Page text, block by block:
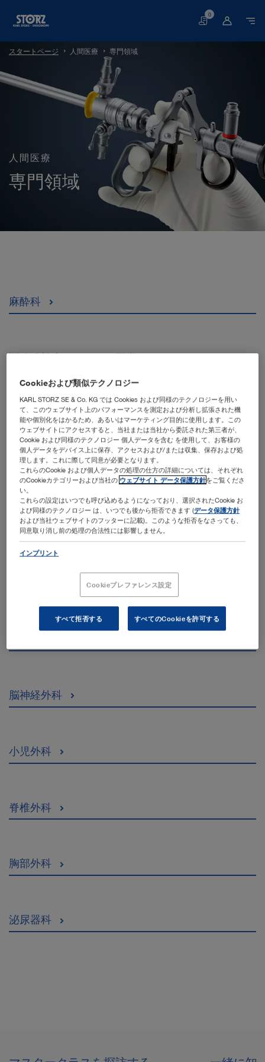
買
物
0
スタートページ 人間医療 専門領域
人間医療
専門領域
麻酔科
関節鏡検査とスポーツ医学
気管支鏡検査
耳鼻咽喉科
消化器内科
一般外科・消化器外科
脳神経外科
小児外科
脊椎外科
胸部外科
泌尿器科
Cookieおよび類似テクノロジー
KARL STORZ SE & Co. KG では Cookies および同様のテクノロジーを用い
て、このウェブサイト上のパフォーマンスを測定および分析し拡張された機
能や個別化をはかるため、あるいはマーケティング目的に使用します。この
ウェブサイトにアクセスすると、当社または当社から委託された第三者が、
Cookie および同様のテクノロジー 個人データを含む を使用して、お客様の
個人データをデバイス上に保存、アクセスおよび/または収集、保存および処
理します。これに際して同意が必要となります。
これらのCookie および個人データの処理の仕方の詳細については、それぞれ
のCookieカテゴリーおよび当社の ウェブサイト データ保護方針をご覧くださ
い。
これらの設定はいつでも呼び込めるようになっており、選択されたCookie お
よび同様のテクノロジー は、いつでも後から拒否できます (データ保護方針
および当社ウェブサイトのフッターに記載)。このような拒否をなさっても、
同意取り消し前の処理の合法性には影響しません。
インプリント
Cookieプレファレンス設定
すべて拒否する すべてのCookieを許可する